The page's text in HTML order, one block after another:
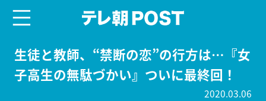
生徒と教師、“禁断の恋”の行方は…『女
子高生の無駄づかい』ついに最終回！
2020.03.06